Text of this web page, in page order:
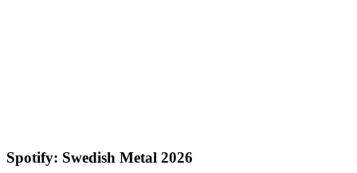
Spotify: Swedish Metal 2026